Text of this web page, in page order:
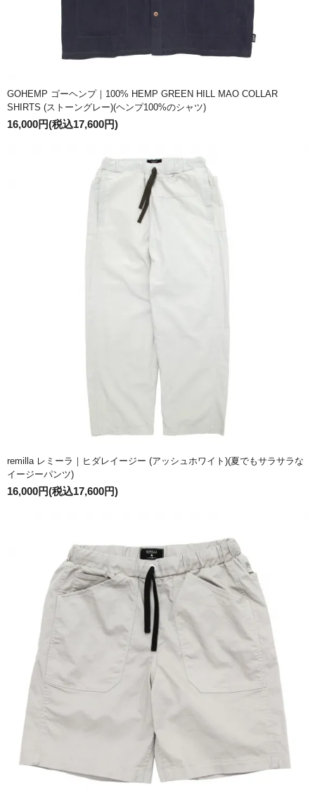
GOHEMP ゴーヘンプ｜100% HEMP GREEN HILL MAO COLLAR
SHIRTS (ストーングレー)(ヘンプ100%のシャツ)
16,000円(税込17,600円)
remilla レミーラ｜ヒダレイージー (アッシュホワイト)(夏でもサラサラな
イージーパンツ)
16,000円(税込17,600円)